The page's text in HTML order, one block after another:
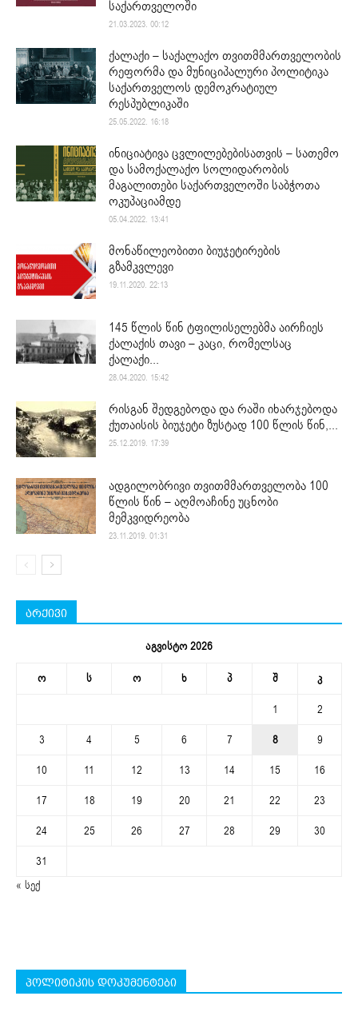
საქართველოში
21.03.2023. 00:12
ქალაქი – საქალაქო თვითმმართველობის
რეფორმა და მუნიციპალური პოლიტიკა
საქართველოს დემოკრატიულ
რესპუბლიკაში
25.05.2022. 16:18
ინიციატივა ცვლილებებისათვის – სათემო
და სამოქალაქო სოლიდარობის
მაგალითები საქართველოში საბჭოთა
ოკუპაციამდე
05.04.2022. 13:41
მონაწილეობითი ბიუჯეტირების
გზამკვლევი
19.11.2020. 22:13
145 წლის წინ ტფილისელებმა აირჩიეს
ქალაქის თავი – კაცი, რომელსაც
ქალაქი...
28.04.2020. 15:42
რისგან შედგებოდა და რაში იხარჯებოდა
ქუთაისის ბიუჯეტი ზუსტად 100 წლის წინ,...
25.12.2019. 17:39
ადგილობრივი თვითმმართველობა 100
წლის წინ – აღმოაჩინე უცნობი
მემკვიდრეობა
23.11.2019. 01:31
არქივი
აგვისტო 2026
ო ს ო ხ პ შ კ
1
2
3
4 5 6 7 8
9
10
11 12 13 14 15
16
17
18 19 20 21 22
23
24
25 26 27 28 29
30
31
« სექ
პოლიტიკის დოკუმენტები